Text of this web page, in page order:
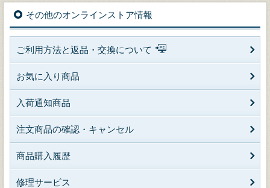
その他のオンラインストア情報
ご利用方法と返品・交換について
お気に入り商品
入荷通知商品
注文商品の確認・キャンセル
商品購入履歴
修理サービス